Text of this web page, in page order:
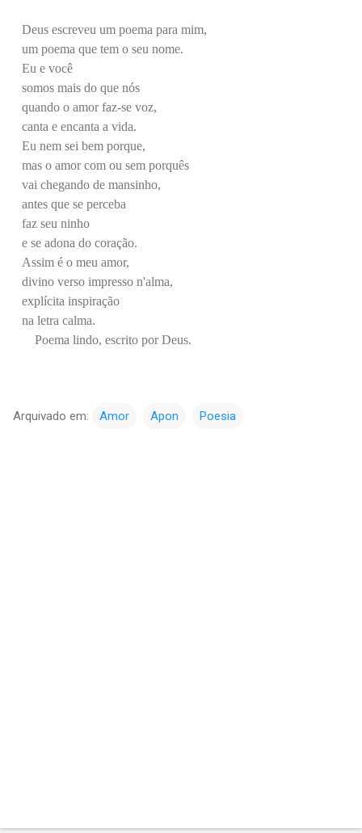
Deus escreveu um poema para mim,
um poema que tem o seu nome.
Eu e você
somos mais do que nós
quando o amor faz-se voz,
canta e encanta a vida.
Eu nem sei bem porque,
mas o amor com ou sem porquês
vai chegando de mansinho,
antes que se perceba
faz seu ninho
e se adona do coração.
Assim é o meu amor,
divino versoimpresso n'alma,
explícita inspiração
na letra calma.
Poema lindo, escrito por Deus.
Arquivado em: Amor Apon Poesia